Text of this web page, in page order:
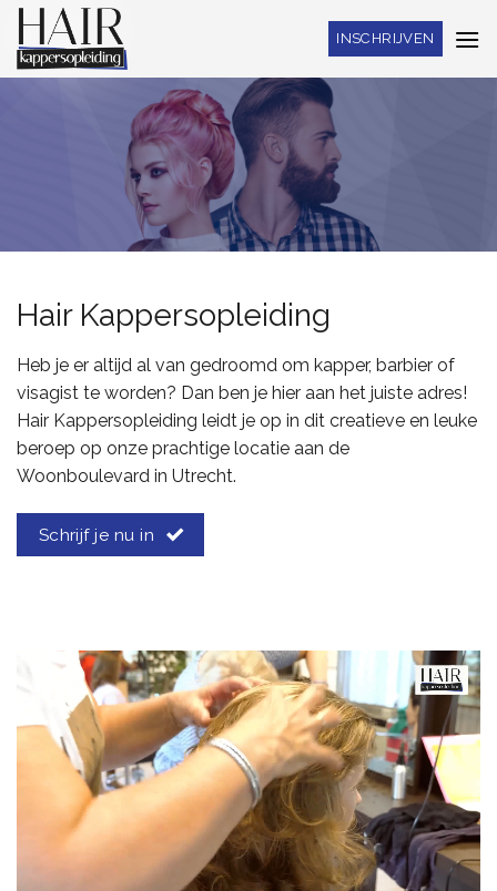
Skip
content
INSCHRIJVEN
Hair Kappersopleiding
Heb je er altijd al van gedroomd om kapper, barbier of
visagist te worden? Dan ben je hier aan het juiste adres!
Hair Kappersopleiding leidt je op in dit creatieve en leuke
beroep op onze prachtige locatie aan de
Woonboulevard in Utrecht.
Schrijf je nu in